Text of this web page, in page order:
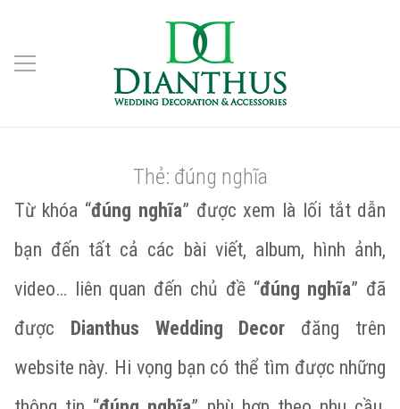
Thẻ: đúng nghĩa
Từ khóa “đúng nghĩa” được xem là lối tắt dẫn
bạn đến tất cả các bài viết, album, hình ảnh,
video… liên quan đến chủ đề “đúng nghĩa” đã
được Dianthus Wedding Decor đăng trên
website này. Hi vọng bạn có thể tìm được những